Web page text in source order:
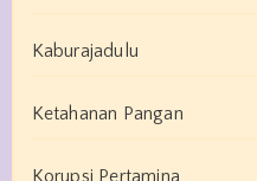
Kaburajadulu
Ketahanan Pangan
Korupsi Pertamina